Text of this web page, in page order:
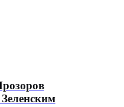
Зеленским